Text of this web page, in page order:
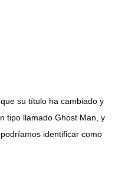
su título ha cambiado y
tipo llamado Ghost Man, y
identificar como